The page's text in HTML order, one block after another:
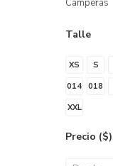
Camperas
Talle
XS S
014 018
XXL
Precio ($)